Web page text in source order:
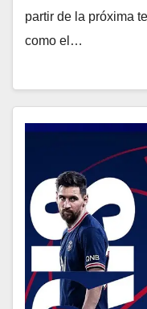
partir de la próxima
como el…